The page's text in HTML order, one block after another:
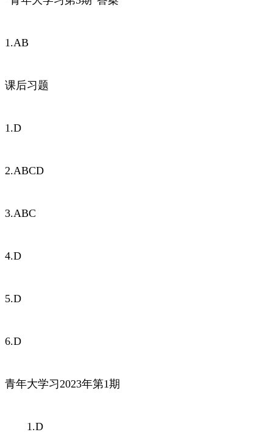
1.AB
课后习题
1.D
2.ABCD
3.ABC
4.D
5.D
6.D
青年大学习2023年第1期
1.D